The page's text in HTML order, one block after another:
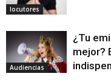
locutores
Audiencias
¿Tu
mejor?